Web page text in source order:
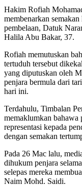
Hakim Rofiah
membenarkan
pembelaan, Datuk
Halila Abu Bakar, 37.
Rofiah memutuskan
tertuduh tersebut
yang diputuskan oleh
penjara bermula dari
hari ini.
Terdahulu, Timbalan
memaklumkan bahawa
representasi kepada
dengan semakan
Pada 26 Mac lalu,
dihukum penjara
selepas mereka
Naim Mohd. Saidi.